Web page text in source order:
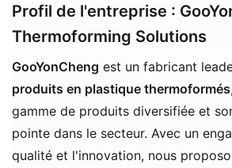
Profil de l'entreprise :
Thermoforming Solutions
​GooYonCheng​ est un fabricant
produits en plastique thermoformés
gamme de produits diversifiée et
pointe dans le secteur. Avec un
qualité et l'innovation, nous